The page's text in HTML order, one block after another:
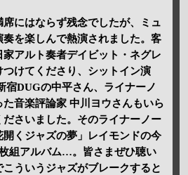
にはならず残念でしたが、ミュ
を楽しんで熱演されました。客
アルト奏者デイビット・ネグレ
けてくださり、シットイン演
宿DUGの中平さん、ライナーノ
音楽評論家 中川ヨウさんもいら
ださいました。そのライナーノー
くジャズの夢」レイモンドの今
組アルバム…。皆さまぜひ聴い
ういうジャズがブレークすると